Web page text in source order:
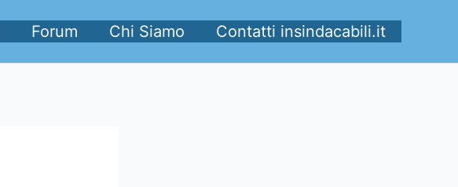
Forum Chi Siamo Contatti insindacabili.it